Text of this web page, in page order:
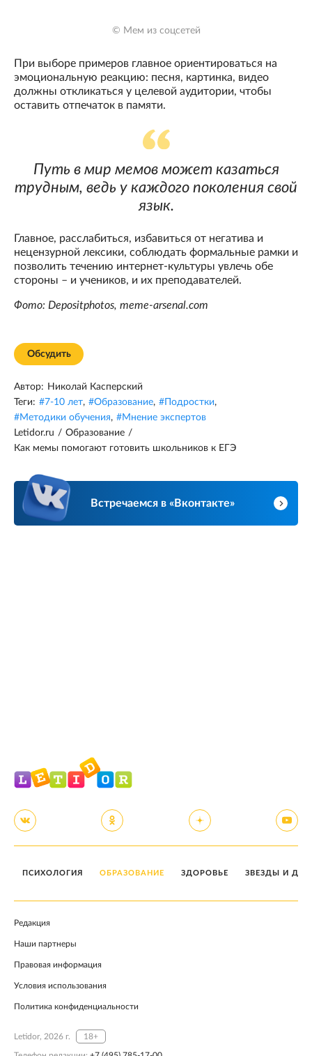
© Мем из соцсетей
При выборе примеров главное ориентироваться на
эмоциональную реакцию: песня, картинка, видео
должны откликаться у целевой аудитории, чтобы
оставить отпечаток в памяти.
Путь в мир мемов может казаться
трудным, ведь у каждого поколения свой
язык.
Главное, расслабиться, избавиться от негатива и
нецензурной лексики, соблюдать формальные рамки и
позволить течению интернет-культуры увлечь обе
стороны – и учеников, и их преподавателей.
Фото: Depositphotos, meme-arsenal.com
Обсудить
Автор: Николай Касперский
Теги: #7-10 лет, #Образование, # Подростки,
#Методики обучения, #Мнение экспертов
Letidor.ru / Образование /
Как мемы помогают готовить школьников к ЕГЭ
Встречаемся в «Вконтакте»
ПСИХОЛОГИЯ ОБРАЗОВАНИЕ ЗДОРОВЬЕ ЗВЕЗДЫ И
Редакция
Наши партнеры
Правовая информация
Условия использования
Политика конфиденциальности
Letidor, 2026 г. 18+